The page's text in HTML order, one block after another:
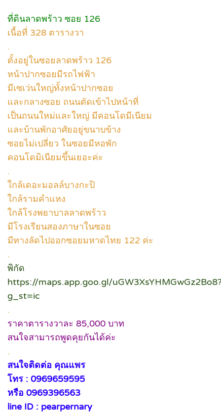
ที่ดินลาดพร้าว ซอย 126
เนื้อที่ 328 ตารางวา
.
ตั้งอยู่ในซอยลาดพร้าว 126
หน้าปากซอยมีรถไฟฟ้า
มีเซเว่นใหญ่ทั้งหน้าปากซอย
และกลางซอย ถนนตัดเข้าไปหน้าที่
เป็นถนนใหม่และใหญ่ มีคอนโดมีเนียม
และบ้านพักอาศัยอยู่ขนาบข้าง
ซอยไม่เปลี่ยว ในซอยมีหอพัก
คอนโดมิเนียมขึ้นเยอะค่ะ
.
ใกล้เดอะมอลล์บางกะปิ
ใกล้รามคำแหง
ใกล้โรงพยาบาลลาดพร้าว
มีโรงเรียนสองภาษาในซอย
มีทางลัดไปออกซอยมหาดไทย 122 ค่ะ
.
พิกัด
https://maps.app.goo.gl/
g_st=ic
.
ราคาตารางวาละ 85,000 บาท
สนใจสามารถพูดคุยกันได้ค่ะ
.
สนใจติดต่อ คุณแพร
โทร : 0969659595
หรือ 0969396563
line ID : pearpernary